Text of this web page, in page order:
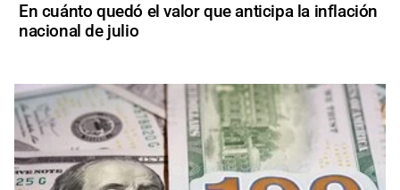
En cuánto quedó el valor que anticipa la inflación
nacional de julio